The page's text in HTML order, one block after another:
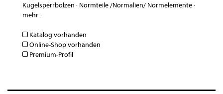
Kugelsperrbolzen · Normteile /Normalien/ Normelemente·
mehr...
Katalog vorhanden
Online-Shop vorhanden
Premium-Profil